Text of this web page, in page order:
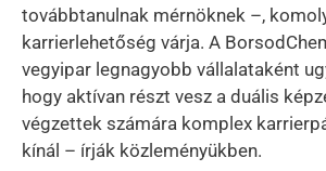
továbbtanulnak mérnöknek –,
karrierlehetőség várja. A
vegyipar legnagyobb vállalataként
hogy aktívan részt vesz a duális
végzettek számára komplex
kínál – írják közleményükben.